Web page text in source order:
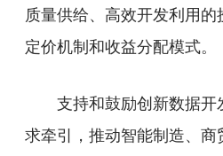
质量供给、高效开发利用
定价机制和收益分配模式。
支持和鼓励创新数据开
求牵引，推动智能制造、商